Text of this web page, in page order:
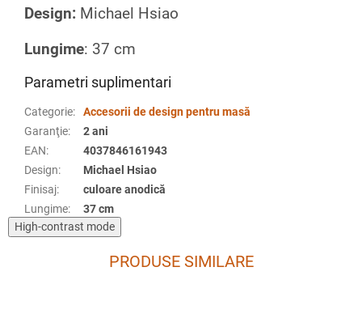
Design: Michael Hsiao
Lungime: 37 cm
Parametri suplimentari
Categorie:
Accesorii de design pentru masă
Garanţie:
2 ani
EAN:
4037846161943
Design:
Michael Hsiao
Finisaj:
culoare anodică
Lungime:
37 cm
High-contrast mode
PRODUSE SIMILARE